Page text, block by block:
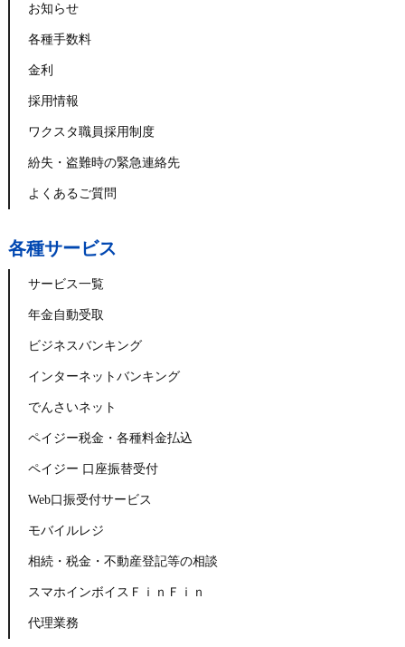
お知らせ
各種手数料
金利
採用情報
ワクスタ職員採用制度
紛失・盗難時の緊急連絡先
よくあるご質問
各種サービス
サービス一覧
年金自動受取
ビジネスバンキング
インターネットバンキング
でんさいネット
ペイジー税金・各種料金払込
ペイジー 口座振替受付
Web口振受付サービス
モバイルレジ
相続・税金・不動産登記等の相談
スマホインボイスＦｉｎＦｉｎ
代理業務